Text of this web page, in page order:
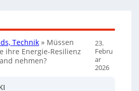
Technik » Müssen
ihre Energie-Resilienz
nehmen?
23.
Febru
ar
2026